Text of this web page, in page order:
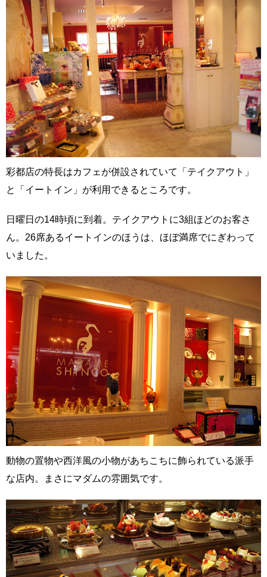
彩都店の特長はカフェが併設されていて「テイクアウト」
と「イートイン」が利用できるところです。
日曜日の14時頃に到着。テイクアウトに3組ほどのお客さ
ん。26席あるイートインのほうは、ほぼ満席でにぎわって
いました。
動物の置物や西洋風の小物があちこちに飾られている派手
な店内。まさにマダムの雰囲気です。